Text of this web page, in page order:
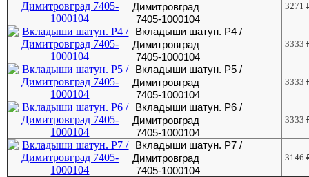
Димитровград
7405-1000104
3271
Вкладыши шатун. Р4 /
Димитровград
7405-1000104
3333
Вкладыши шатун. Р5 /
Димитровград
7405-1000104
3333
Вкладыши шатун. Р6 /
Димитровград
7405-1000104
3333
Вкладыши шатун. Р7 /
Димитровград
7405-1000104
3146